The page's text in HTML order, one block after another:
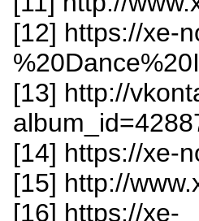
[12] https://xe-
[13] http://
[14] https://xe-
[15] http://
[16] https://xe-